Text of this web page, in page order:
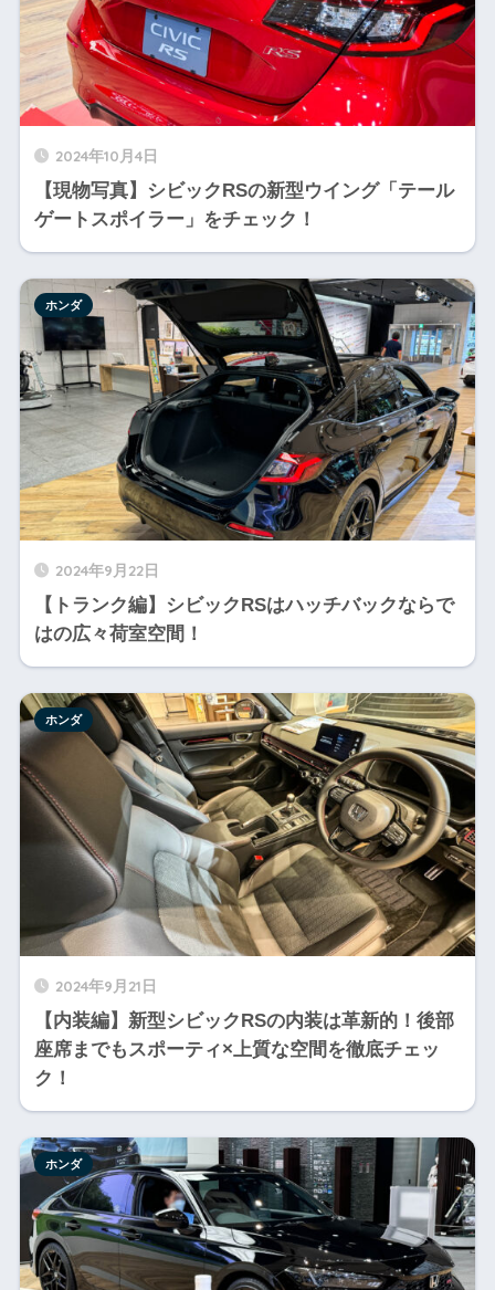
2024年10月4日
【現物写真】シビックRSの新型ウイング「テール
ゲートスポイラー」をチェック！
2024年9月22日
【トランク編】シビックRSはハッチバックならで
はの広々荷室空間！
ホンダ
2024年9月21日
【内装編】新型シビックRSの内装は革新的！後部
座席までもスポーティ×上質な空間を徹底チェッ
ク！
ホンダ
ホンダ